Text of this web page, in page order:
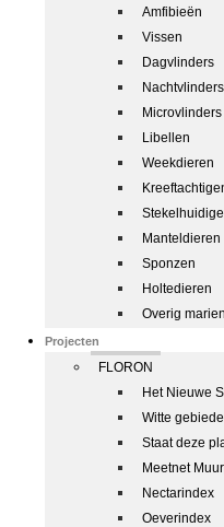
Amfibieën
Vissen
Dagvlinders
Nachtvlinders
Microvlinders
Libellen
Weekdieren
Manteldieren
Sponzen
Holtedieren
Overig marien
Projecten
FLORON
Het Nieuwe
Witte
Staat deze
Meetnet
Nectarindex
Oeverindex